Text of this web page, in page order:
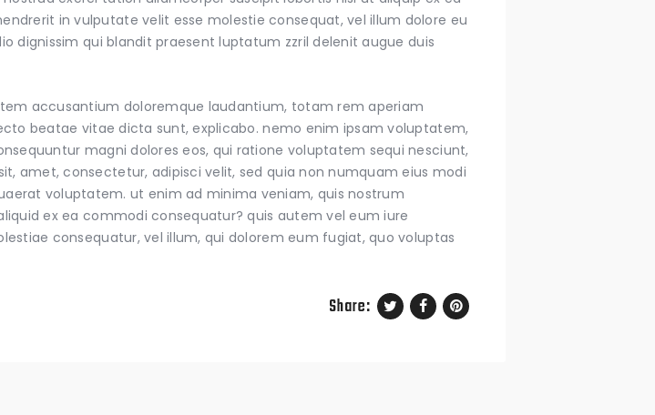
in vulputate velit esse molestie consequat, vel illum dolore eu
dignissim qui blandit praesent luptatum zzril delenit augue duis
accusantium doloremque laudantium, totam rem aperiam
beatae vitae dicta sunt, explicabo. nemo enim ipsam voluptatem,
magni dolores eos, qui ratione voluptatem sequi nesciunt,
amet, consectetur, adipisci velit, sed quia non numquam eius modi
voluptatem. ut enim ad minima veniam, quis nostrum
ex ea commodi consequatur? quis autem vel eum iure
consequatur, vel illum, qui dolorem eum fugiat, quo voluptas
Share: